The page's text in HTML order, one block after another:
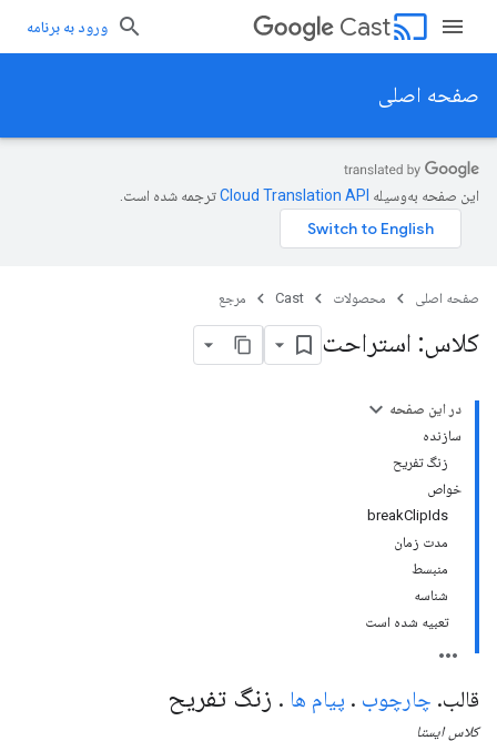
cast
Cast ورود به برنامه
صفحه اصلی
این صفحه به‌وسیله ترجمه شده است.
صفحه اصلی محصولات Cast مرجع
کلاس: استراحت
در این صفحه
سازنده
زنگ تفريح
خواص
breakClipIds
مدت زمان
منبسط
شناسه
تعبیه شده است
قالب. چارچوب . پیام ها . زنگ تفريح
کلاس ایستا